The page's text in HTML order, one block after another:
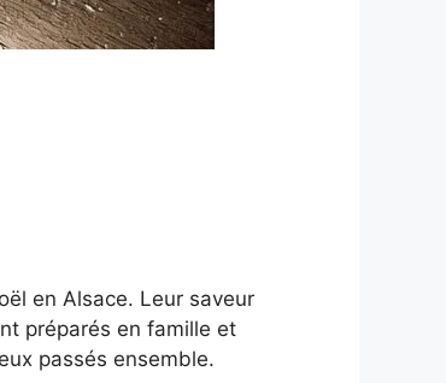
en Alsace. Leur saveur
préparés en famille et
passés ensemble.